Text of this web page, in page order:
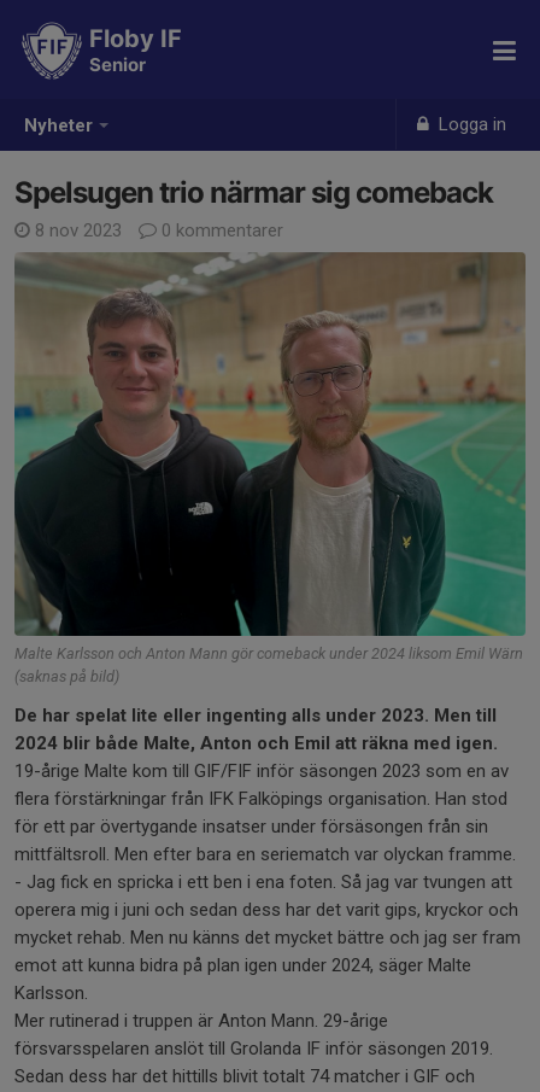
Nyheter Logga in
Floby IF
Senior
Spelsugen trio närmar sig comeback
8 nov 2023 0 kommentarer
Malte Karlsson och Anton Mann gör comeback under 2024 liksom Emil Wärn
(saknas på bild)
De har spelat lite eller ingenting alls under 2023. Men till
2024 blir både Malte, Anton och Emil att räkna med igen.
19-årige Malte kom till GIF/FIF inför säsongen 2023 som en av
flera förstärkningar från IFK Falköpings organisation. Han stod
för ett par övertygande insatser under försäsongen från sin
mittfältsroll. Men efter bara en seriematch var olyckan framme.
- Jag fick en spricka i ett ben i ena foten. Så jag var tvungen att
operera mig i juni och sedan dess har det varit gips, kryckor och
mycket rehab. Men nu känns det mycket bättre och jag ser fram
emot att kunna bidra på plan igen under 2024, säger Malte
Karlsson.
Mer rutinerad i truppen är Anton Mann. 29-årige
försvarsspelaren anslöt till Grolanda IF inför säsongen 2019.
Sedan dess har det hittills blivit totalt 74 matcher i GIF och